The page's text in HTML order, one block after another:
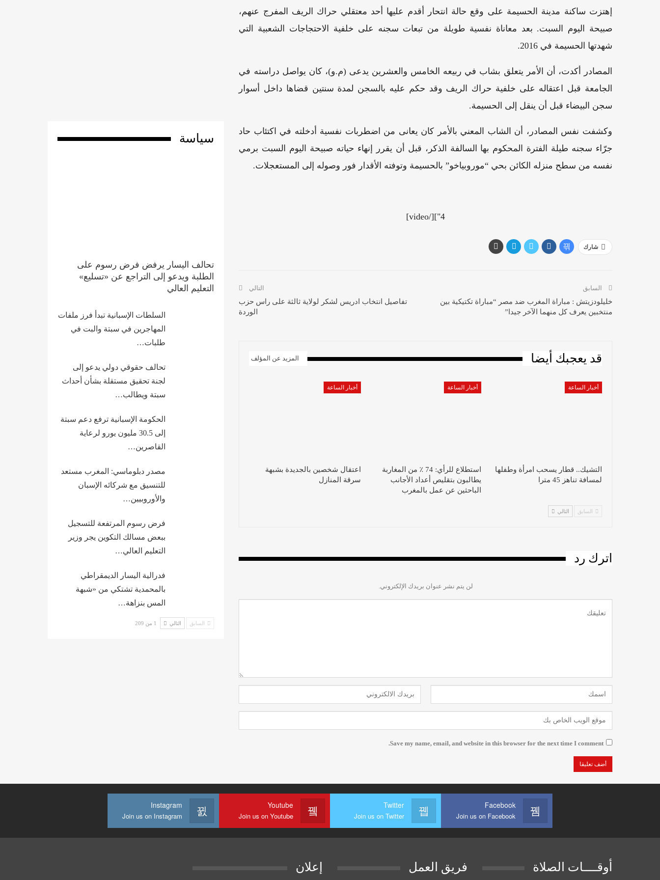
إهتزت ساكنة مدينة الحسيمة على وقع حالة انتحار أقدم عليها أحد معتقلي حراك الريف المفرج عنهم،
صبيحة اليوم السبت. بعد معاناة نفسية طويلة من تبعات سجنه على خلفية الاحتجاجات الشعبية التي
شهدتها الحسيمة في 2016.
المصادر أكدت، أن الأمر يتعلق بشاب في ربيعه الخامس والعشرين يدعى (م.و)، كان يواصل دراسته في
الجامعة قبل اعتقاله على خلفية حراك الريف وقد حكم عليه بالسجن لمدة سنتين قضاها داخل أسوار
سجن البيضاء قبل أن ينقل إلى الحسيمة.
وكشفت نفس المصادر، أن الشاب المعني بالأمر كان يعانى من اضطربات نفسية أدخلته في اكتئاب حاد
جرّاء سجنه طيلة الفترة المحكوم بها السالفة الذكر، قبل أن يقرر إنهاء حياته صبيحة اليوم السبت برمي
نفسه من سطح منزله الكائن بحي “موروبياخو” بالحسيمة وتوفته الأقدار فور وصوله إلى المستعجلات.
4"][/video]
شارك
السابق
خليلودزيتش : مباراة المغرب ضد مصر “مباراة تكتيكية بين
منتخبين يعرف كل منهما الآخر جيدا”
التالي
تفاصيل انتخاب ادريس لشكر لولاية ثالثة على راس حزب
الوردة
قد يعجبك أيضا المزيد عن المؤلف
أخبار الساعة
التشيك.. قطار يسحب امرأة وطفلها
لمسافة تناهز 45 مترا
أخبار الساعة
استطلاع للرأي: 74 ٪ من المغاربة
يطالبون بتقليص أعداد الأجانب
الباحثين عن عمل بالمغرب
أخبار الساعة
اعتقال شخصين بالجديدة بشبهة
سرقة المنازل
السابق التالي
اترك رد
لن يتم نشر عنوان بريدك الإلكتروني.
Save my name, email, and website in this browser for the next time I comment.
سياسة
تحالف اليسار يرفض فرض رسوم على
الطلبة ويدعو إلى التراجع عن «تسليع»
التعليم العالي
السلطات الإسبانية تبدأ فرز ملفات
المهاجرين في سبتة والبت في
طلبات…
تحالف حقوقي دولي يدعو إلى
لجنة تحقيق مستقلة بشأن أحداث
سبتة ويطالب…
الحكومة الإسبانية ترفع دعم سبتة
إلى 30.5 مليون يورو لرعاية
القاصرين…
مصدر دبلوماسي: المغرب مستعد
للتنسيق مع شركائه الإسبان
والأوروبيين…
فرض رسوم المرتفعة للتسجيل
ببعض مسالك التكوين يجر وزير
التعليم العالي…
فدرالية اليسار الديمقراطي
بالمحمدية تشتكي من «شبهة
المس بنزاهة…
السابق التالي 1 من 209
Facebook
Join us on Facebook
Twitter
Join us on Twitter
Youtube
Join us on Youtube
Instagram
Join us on Instagram
أوقــــات الصلاة فريق العمل إعلان